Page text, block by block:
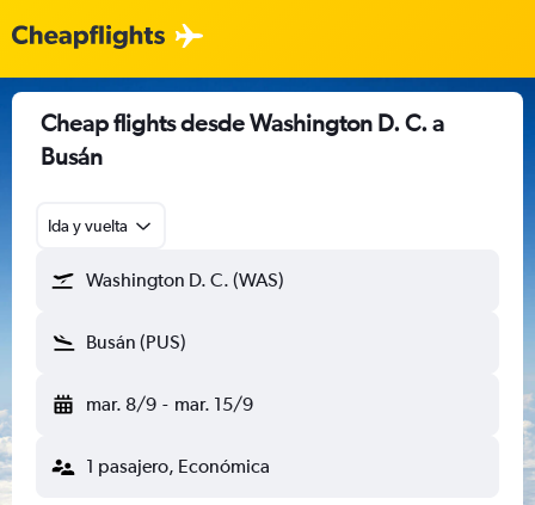
Cheap flights desde Washington D. C. a
Busán
Ida y vuelta
Washington D. C. (WAS)
Busán (PUS)
mar. 8/9 - mar. 15/9
1 pasajero, Económica